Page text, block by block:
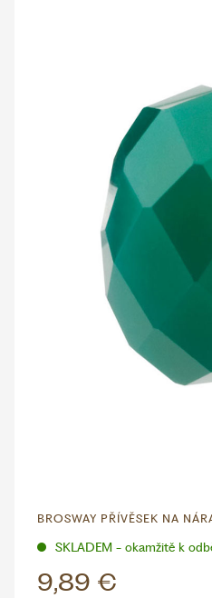
BROSWAY PŘÍVĚSEK NA
SKLADEM - okamžitě k
9,89 €